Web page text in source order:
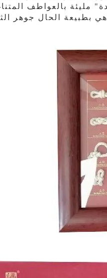
مليئة بالعواطف
بطبيعة الحال جوهر